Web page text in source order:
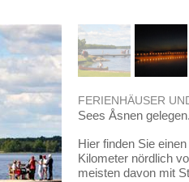
FERIENHÄUSER
Sees Åsnen gelegen.
Hier finden Sie
Kilometer nördlich
meisten davon mit